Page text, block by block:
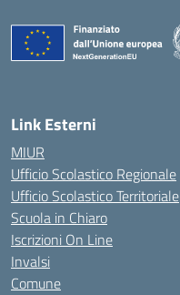
Link Esterni
MIUR
Ufficio Scolastico Regionale
Ufficio Scolastico Territoriale
Scuola in Chiaro
Iscrizioni On Line
Invalsi
Comune